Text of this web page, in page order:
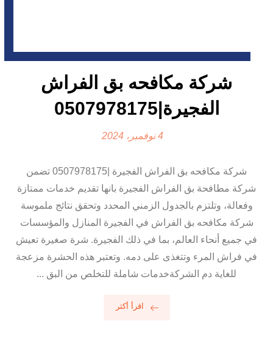
شركة مكافحه بق الفراش
الفجيرة|0507978175
4 نوفمبر، 2024
شركة مكافحه بق الفراش الفجيرة |0507978175 تضمن
شركة مطافحة بق الفراش الفجيرة بانها تقديم خدمات ممتازة
وفعالة، وتلتزم بالجدول الزمني المحدد وتحقق نتائج ملموسة
شركة مكافحه بق الفراش في الفجيرة المنازل والمؤسسات
في جميع أنحاء العالم، بما في ذلك الفجيرة. شرة صغيرة تعيش
في فراش المرء وتتغذى على دمه. وتعتبر هذه الحشرة مزعجة
للغاية دم الشركةخدمات شاملة للتخلص من البق ...
اقرأ أكثر